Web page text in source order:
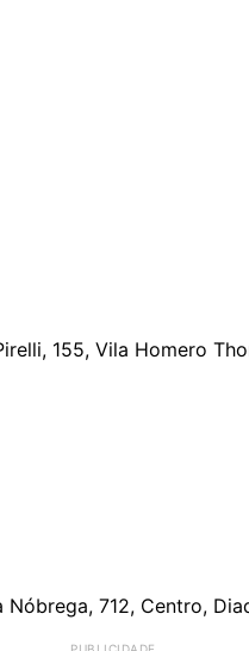
155, Vila Homero
712, Centro,